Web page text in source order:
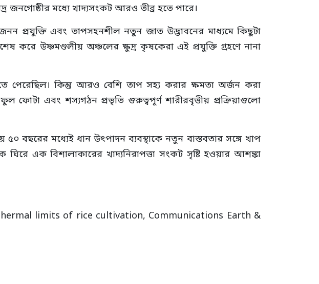
জনগোষ্ঠীর মধ্যে খাদ্যসংকট আরও তীব্র হতে পারে।
প্রযুক্তি এবং তাপসহনশীল নতুন জাত উদ্ভাবনের মাধ্যমে কিছুটা
করে উষ্ণমণ্ডলীয় অঞ্চলের ক্ষুদ্র কৃষকেরা এই প্রযুক্তি গ্রহণে নানা
কিন্তু আরও বেশি তাপ সহ্য করার ক্ষমতা অর্জন করা
ফোটা এবং শস্যগঠন প্রভৃতি গুরুত্বপূর্ণ শারীরবৃত্তীয় প্রক্রিয়াগুলো
৫০ বছরের মধ্যেই ধান উৎপাদন ব্যবস্থাকে নতুন বাস্তবতার সঙ্গে খাপ
এক বিশালাকারের খাদ্যনিরাপত্তা সংকট সৃষ্টি হওয়ার আশঙ্কা
limits of rice cultivation, Communications Earth &